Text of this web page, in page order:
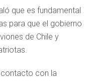
que es fundamental
para que el gobierno
de Chile y
contacto con la